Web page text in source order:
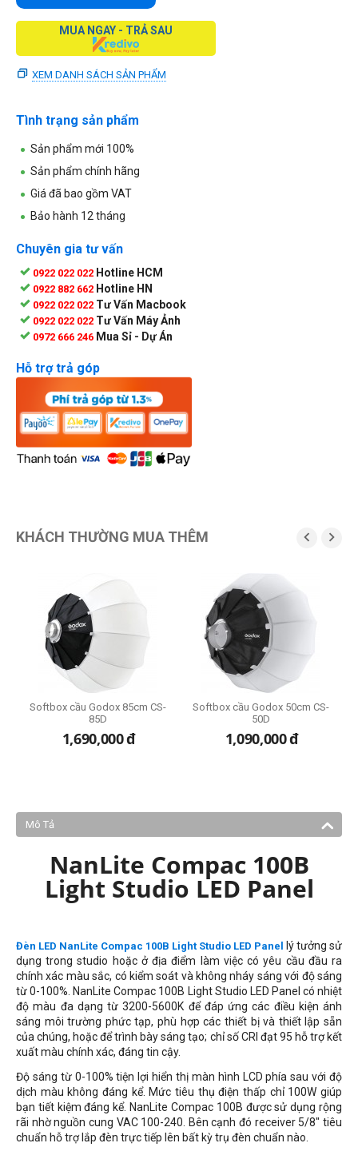
MUA NGAY - TRẢ SAU
XEM DANH SÁCH SẢN PHẨM
Tình trạng sản phẩm
Sản phẩm mới 100%
Sản phẩm chính hãng
Giá đã bao gồm VAT
Bảo hành 12 tháng
Chuyên gia tư vấn
0922 022 022 Hotline HCM
0922 882 662 Hotline HN
0922 022 022 Tư Vấn Macbook
0922 022 022 Tư Vấn Máy Ảnh
0972 666 246 Mua Sỉ - Dự Án
Hỗ trợ trả góp
KHÁCH THƯỜNG MUA THÊM  
Softbox cầu Godox 85cm CS-
85D
1,690,000đ
Softbox cầu Godox 50cm CS-
50D
1,090,000đ
Mô Tả
NanLite Compac 100B
Light Studio LED Panel
Đèn LED NanLite Compac 100B Light Studio LED Panel
lý tưởng sử
dụng trong studio hoặc ở địa điểm làm việc có yêu cầu đầu ra
chính xác màu sắc, có kiểm soát và không nháy sáng với độ sáng
từ 0-100%. NanLite Compac 100B Light Studio LED Panel có nhiệt
độ màu đa dạng từ 3200-5600K để đáp ứng các điều kiện ánh
sáng môi trường phức tạp, phù hợp các thiết bị và thiết lập sẵn
của chúng, hoặc để trình bày sáng tạo; chỉ số CRI đạt 95 hỗ trợ kết
xuất màu chính xác, đáng tin cậy.
Độ sáng từ 0-100% tiện lợi hiển thị màn hình LCD phía sau với độ
dịch màu không đáng kể. Mức tiêu thụ điện thấp chỉ 100W giúp
bạn tiết kiệm đáng kể. NanLite Compac 100B được sử dụng rộng
rãi nhờ nguồn cung VAC 100-240. Bên cạnh đó receiver 5/8" tiêu
chuẩn hỗ trợ lắp đèn trực tiếp lên bất kỳ trụ đèn chuẩn nào.